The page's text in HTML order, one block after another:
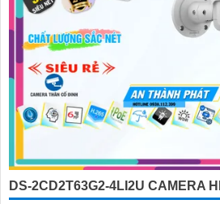
DS-2CD2T63G2-4LI2U CAMERA